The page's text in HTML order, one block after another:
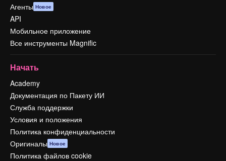
Агенты Новое
API
Мобильное приложение
Все инструменты Magnific
Начать
Academy
Документация по Пакету ИИ
Служба поддержки
Условия и положения
Политика конфиденциальности
Оригиналы Новое
Политика файлов cookie